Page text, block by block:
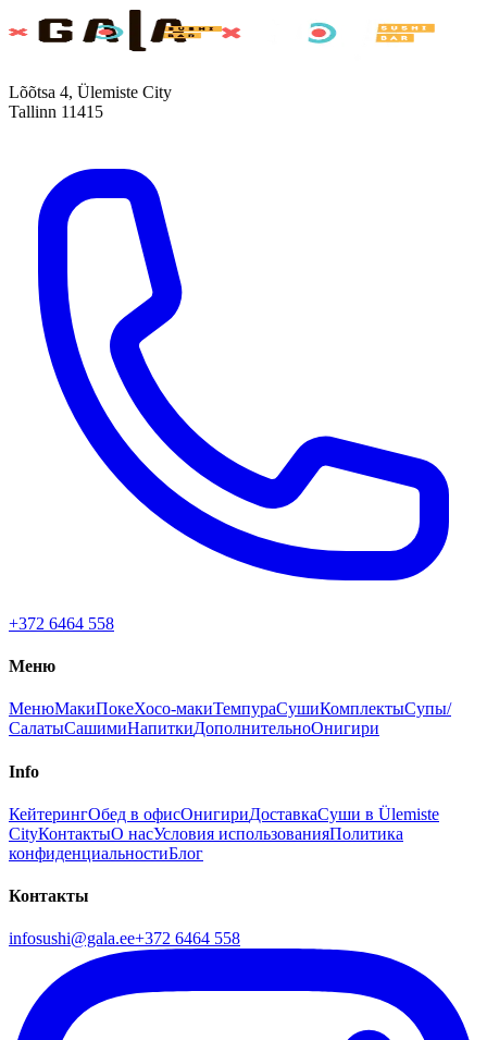
Lõõtsa 4, Ülemiste City
Tallinn 11415
+372 6464 558
Меню
МенюМакиПокеХосо-макиТемпураСушиКомплектыСупы/
СалатыСашимиНапиткиДополнительноОнигири
Info
КейтерингОбед в офисОнигириДоставкаСуши в Ülemiste
CityКонтактыО насУсловия использованияПолитика
конфиденциальностиБлог
Контакты
infosushi@gala.ee+372 6464 558